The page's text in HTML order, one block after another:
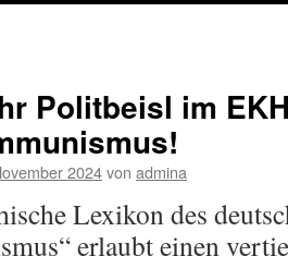
Politbeisl im
2024von admina
Lexikon des
erlaubt einen